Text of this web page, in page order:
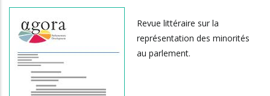
Revue littéraire sur la
représentation des minorités
au parlement.